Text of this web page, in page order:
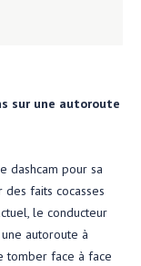
sur une autoroute
dashcam pour sa
faits cocasses
le conducteur
autoroute à
tomber face à face